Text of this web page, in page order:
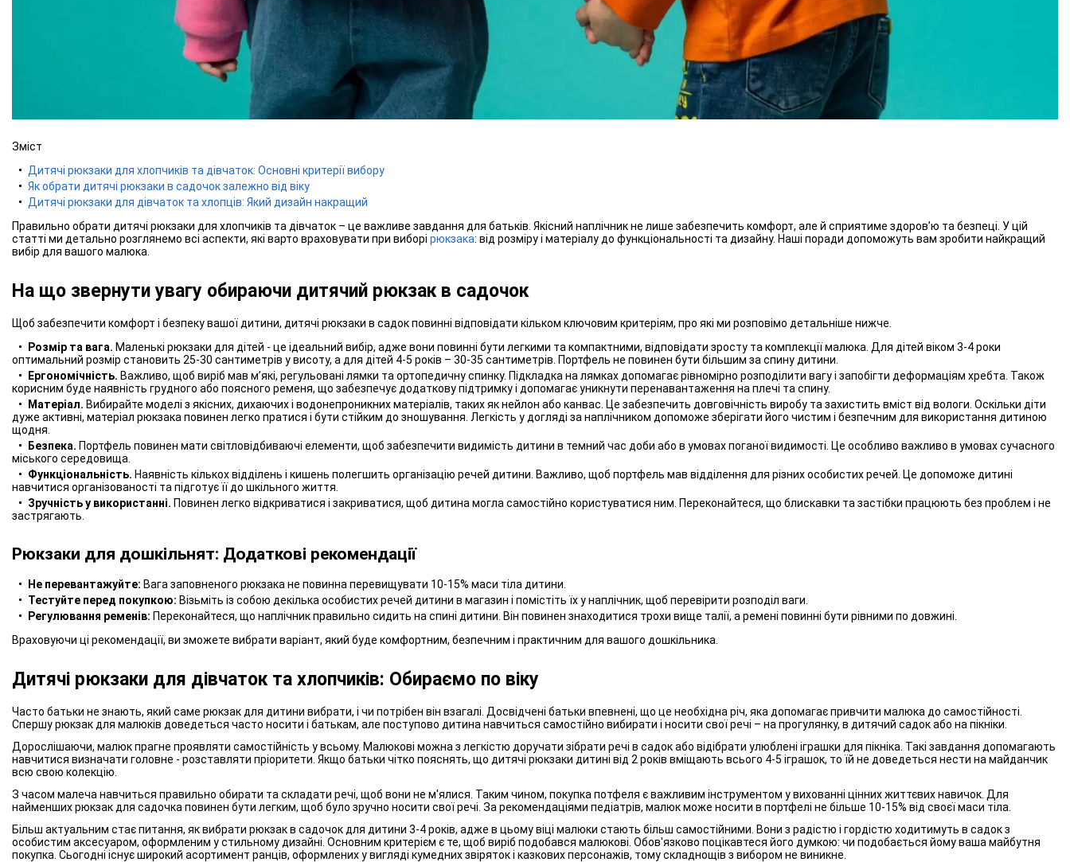
Зміст
Дитячі рюкзаки для хлопчиків та дівчаток: Основні критерії вибору
Як обрати дитячі рюкзаки в садочок залежно від віку
Дитячі рюкзаки для дівчаток та хлопців: Який дизайн накращий
Правильно обрати дитячі рюкзаки для хлопчиків та дівчаток – це важливе завдання для батьків. Якісний наплічник не лише забезпечить комфорт, але й сприятиме здоров’ю та безпеці. У цій
статті ми детально розглянемо всі аспекти, які варто враховувати при виборі рюкзака: від розміру і матеріалу до функціональності та дизайну. Наші поради допоможуть вам зробити найкращий
вибір для вашого малюка.
На що звернути увагу обираючи дитячий рюкзак в садочок
Щоб забезпечити комфорт і безпеку вашої дитини, дитячі рюкзаки в садок повинні відповідати кільком ключовим критеріям, про які ми розповімо детальніше нижче.
Розмір та вага. Маленькі рюкзаки для дітей - це ідеальний вибір, адже вони повинні бути легкими та компактними, відповідати зросту та комплекції малюка. Для дітей віком 3-4 роки
оптимальний розмір становить 25-30 сантиметрів у висоту, а для дітей 4-5 років – 30-35 сантиметрів. Портфель не повинен бути більшим за спину дитини.
Ергономічність. Важливо, щоб виріб мав м’які, регульовані лямки та ортопедичну спинку. Підкладка на лямках допомагає рівномірно розподілити вагу і запобігти деформаціям хребта. Також
корисним буде наявність грудного або поясного ременя, що забезпечує додаткову підтримку і допомагає уникнути перенавантаження на плечі та спину.
Матеріал. Вибирайте моделі з якісних, дихаючих і водонепроникних матеріалів, таких як нейлон або канвас. Це забезпечить довговічність виробу та захистить вміст від вологи. Оскільки діти
дуже активні, матеріал рюкзака повинен легко пратися і бути стійким до зношування. Легкість у догляді за наплічником допоможе зберігати його чистим і безпечним для використання дитиною
щодня.
Безпека. Портфель повинен мати світловідбиваючі елементи, щоб забезпечити видимість дитини в темний час доби або в умовах поганої видимості. Це особливо важливо в умовах сучасного
міського середовища.
Функціональність. Наявність кількох відділень і кишень полегшить організацію речей дитини. Важливо, щоб портфель мав відділення для різних особистих речей. Це допоможе дитині
навчитися організованості та підготує її до шкільного життя.
Зручність у використанні. Повинен легко відкриватися і закриватися, щоб дитина могла самостійно користуватися ним. Переконайтеся, що блискавки та застібки працюють без проблем і не
застрягають.
Рюкзаки для дошкільнят: Додаткові рекомендації
Не перевантажуйте: Вага заповненого рюкзака не повинна перевищувати 10-15% маси тіла дитини.
Тестуйте перед покупкою: Візьміть із собою декілька особистих речей дитини в магазин і помістіть їх у наплічник, щоб перевірити розподіл ваги.
Регулювання ременів: Переконайтеся, що наплічник правильно сидить на спині дитини. Він повинен знаходитися трохи вище талії, а ремені повинні бути рівними по довжині.
Враховуючи ці рекомендації, ви зможете вибрати варіант, який буде комфортним, безпечним і практичним для вашого дошкільника.
Дитячі рюкзаки для дівчаток та хлопчиків: Обираємо по віку
Часто батьки не знають, який саме рюкзак для дитини вибрати, і чи потрібен він взагалі. Досвідчені батьки впевнені, що це необхідна річ, яка допомагає привчити малюка до самостійності.
Спершу рюкзак для малюків доведеться часто носити і батькам, але поступово дитина навчиться самостійно вибирати і носити свої речі – на прогулянку, в дитячий садок або на пікніки.
Дорослішаючи, малюк прагне проявляти самостійність у всьому. Малюкові можна з легкістю доручати зібрати речі в садок або відібрати улюблені іграшки для пікніка. Такі завдання допомагають
навчитися визначати головне - розставляти пріоритети. Якщо батьки чітко пояснять, що дитячі рюкзаки дитині від 2 років вміщають всього 4-5 іграшок, то їй не доведеться нести на майданчик
всю свою колекцію.
З часом малеча навчиться правильно обирати та складати речі, щоб вони не м'ялися. Таким чином, покупка потфеля є важливим інструментом у вихованні цінних життєвих навичок. Для
найменших рюкзак для садочка повинен бути легким, щоб було зручно носити свої речі. За рекомендаціями педіатрів, малюк може носити в портфелі не більше 10-15% від своєї маси тіла.
Більш актуальним стає питання, як вибрати рюкзак в садочок для дитини 3-4 років, адже в цьому віці малюки стають більш самостійними. Вони з радістю і гордістю ходитимуть в садок з
особистим аксесуаром, оформленим у стильному дизайні. Основним критерієм є те, щоб виріб подобався малюкові. Обов'язково поцікавтеся його думкою: чи подобається йому ваша майбутня
покупка. Сьогодні існує широкий асортимент ранців, оформлених у вигляді кумедних звіряток і казкових персонажів, тому складнощів з вибором не виникне.